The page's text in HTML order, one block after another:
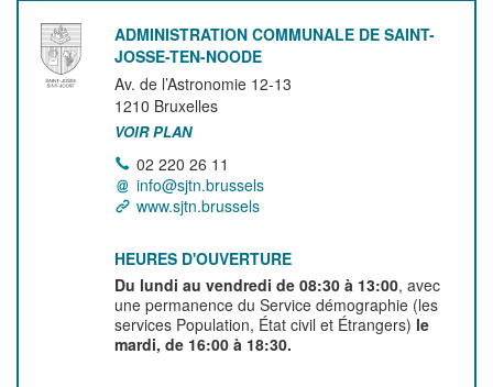
ADMINISTRATION COMMUNALE DE SAINT-
JOSSE-TEN-NOODE
Av. de l’Astronomie 12-13
1210 Bruxelles
VOIR PLAN
02 220 26 11
info@sjtn.brussels
www.sjtn.brussels
HEURES D'OUVERTURE
Du lundi au vendredi de 08:30 à 13:00, avec
une permanence du Service démographie (les
services Population, État civil et Étrangers) le
mardi, de 16:00 à 18:30.